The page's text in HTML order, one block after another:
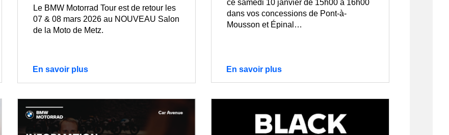
Le BMW Motorrad Tour est de retour les
07 & 08 mars 2026 au NOUVEAU Salon
de la Moto de Metz.
En savoir plus
ce samedi 10 janvier de 15h00 à 16h00
dans vos concessions de Pont-à-
Mousson et Épinal…
En savoir plus